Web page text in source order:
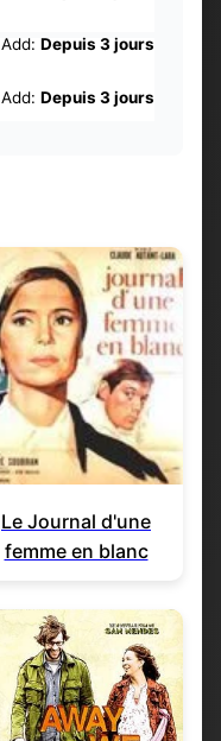
Add: Depuis 3 jours
Add: Depuis 3 jours
Le Journal d'une
femme en blanc